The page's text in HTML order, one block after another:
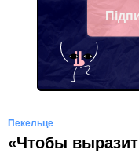
Пекельце
«Чтобы